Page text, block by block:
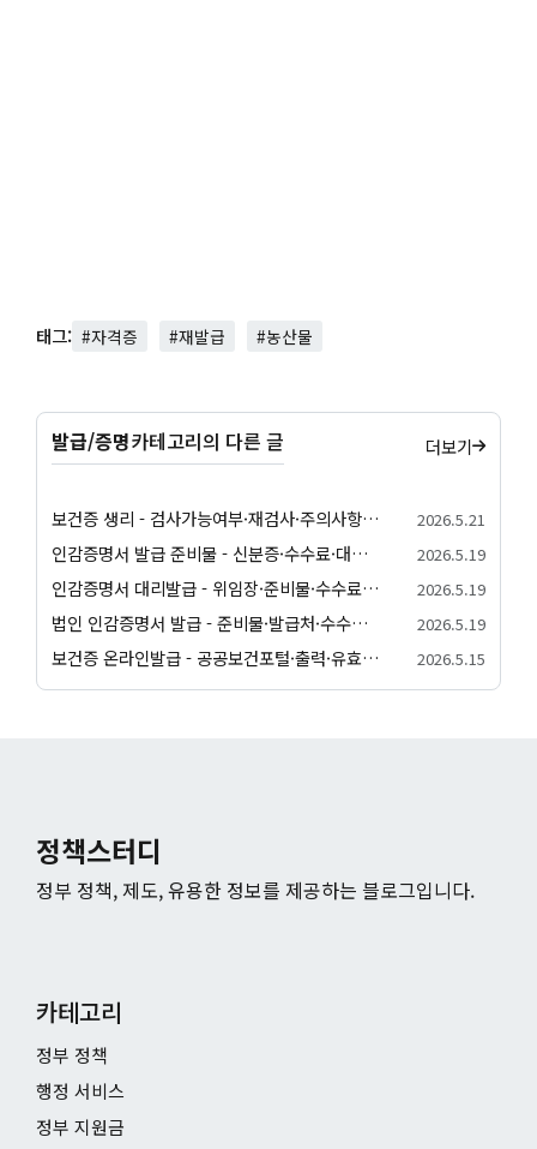
태그: #자격증 #재발급 #농산물
발급/증명카테고리의 다른 글 더보기
보건증 생리 - 검사가능여부·재검사·주의사항 안내 2026.5.21
인감증명서 발급 준비물 - 신분증·수수료·대리발급 안내 2026.5.19
인감증명서 대리발급 - 위임장·준비물·수수료 안내 2026.5.19
법인 인감증명서 발급 - 준비물·발급처·수수료 안내 2026.5.19
보건증 온라인발급 - 공공보건포털·출력·유효기간 안내 2026.5.15
정책스터디
정부 정책, 제도, 유용한 정보를 제공하는 블로그입니다.
카테고리
정부 정책
행정 서비스
정부 지원금